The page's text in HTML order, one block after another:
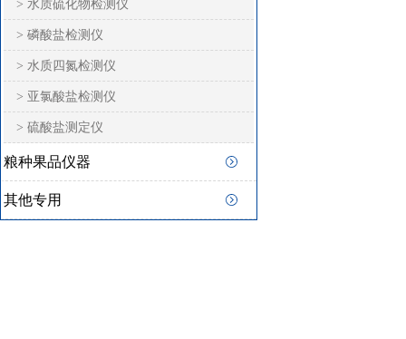
> 水质硫化物检测仪
> 磷酸盐检测仪
> 水质四氮检测仪
> 亚氯酸盐检测仪
> 硫酸盐测定仪
粮种果品仪器
其他专用